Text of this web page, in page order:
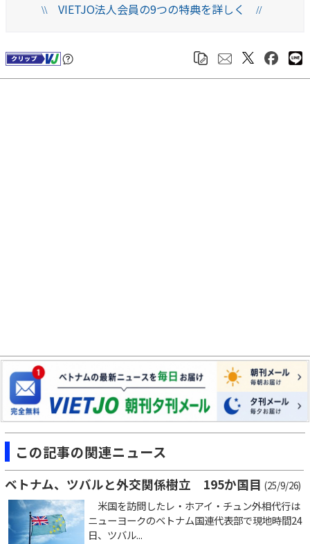
\\VIETJO法人会員の9つの特典を詳しく //
この記事の関連ニュース
ベトナム、ツバルと外交関係樹立 195か国目 (25/9/26)
米国を訪問したレ・ホアイ・チュン外相代行は
ニューヨークのベトナム国連代表部で現地時間24
日、ツバル...